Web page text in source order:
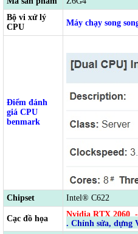
Bộ vi xử lý
CPU
Máy chạy song
Điểm đánh
giá CPU
benmark
Chipset Intel® C622
Cạc đồ họa Nvidia RTX 2060
. Chỉnh sửa, dựng